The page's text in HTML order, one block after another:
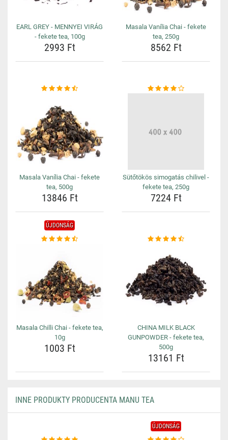
EARL GREY - MENNYEI VIRÁG
- fekete tea, 100g
2993 Ft
Masala Vanília Chai - fekete
tea, 250g
8562 Ft
Masala Vanília Chai - fekete
tea, 500g
13846 Ft
Sütőtökös simogatás chilivel -
fekete tea, 250g
7224 Ft
ÚJDONSÁG
Masala Chilli Chai - fekete tea,
10g
1003 Ft
CHINA MILK BLACK
GUNPOWDER - fekete tea,
500g
13161 Ft
INNE PRODUKTY PRODUCENTA MANU TEA
ÚJDONSÁG